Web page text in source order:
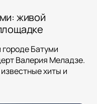
живой
Батуми
Валерия Меладзе.
хиты и